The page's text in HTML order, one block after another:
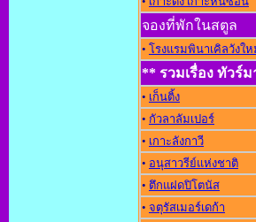
จองที่พักในสตูล
• โรงแรมพินาเคิลวังให
** รวมเรื่อง ทัวร์ม
• เก็นติ้ง
• กัวลาลัมเปอร์
• เกาะลังกาวี
• อนุสาวรีย์แห่งชาต
• ตึกแฝดปิโตนัส
• จตุรัสเมอร์เดก้า